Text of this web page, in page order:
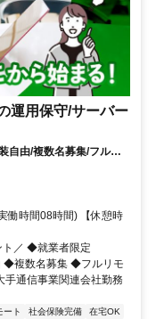
運用保守/サーバー
自由/複数名募集/フルリ
業関連会社勤務
働時間08時間) 【休憩時
ト／ ◆就業者限定
◆複数名募集 ◆フルリモ
通信事業関連会社勤務
ート 社会保険完備
在宅OK